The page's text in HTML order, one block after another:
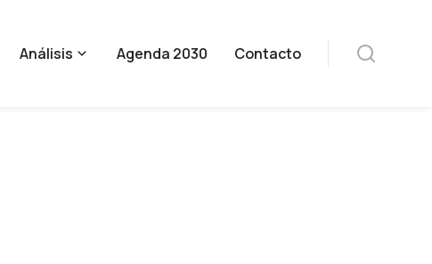
Análisis Agenda 2030 Contacto